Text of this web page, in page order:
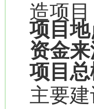
造项目
项目地
资金来
项目
主要建